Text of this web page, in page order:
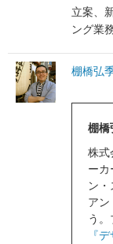
立案、
ング業
棚橋弘
棚橋
株式
ー
ン
ア
う
『